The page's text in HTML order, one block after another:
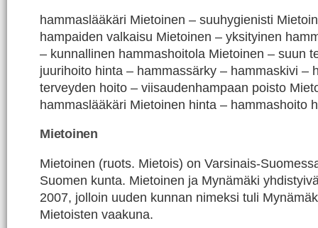
hammaslääkäri Mietoinen – suuhygienisti
hampaiden valkaisu Mietoinen – yksityinen
– kunnallinen hammashoitola Mietoinen – suun
juurihoito hinta – hammassärky – hammaskivi –
terveyden hoito – viisaudenhampaan poisto
hammaslääkäri Mietoinen hinta – hammashoito
Mietoinen
Mietoinen (ruots. Mietois) on Varsinais-
Suomen kunta. Mietoinen ja Mynämäki
2007, jolloin uuden kunnan nimeksi tuli
Mietoisten vaakuna.